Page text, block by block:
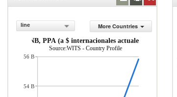
line
More Countries
INB, PPA (a $ internacionales actuales)
Source:WITS - Country Profile
56 B
54 B